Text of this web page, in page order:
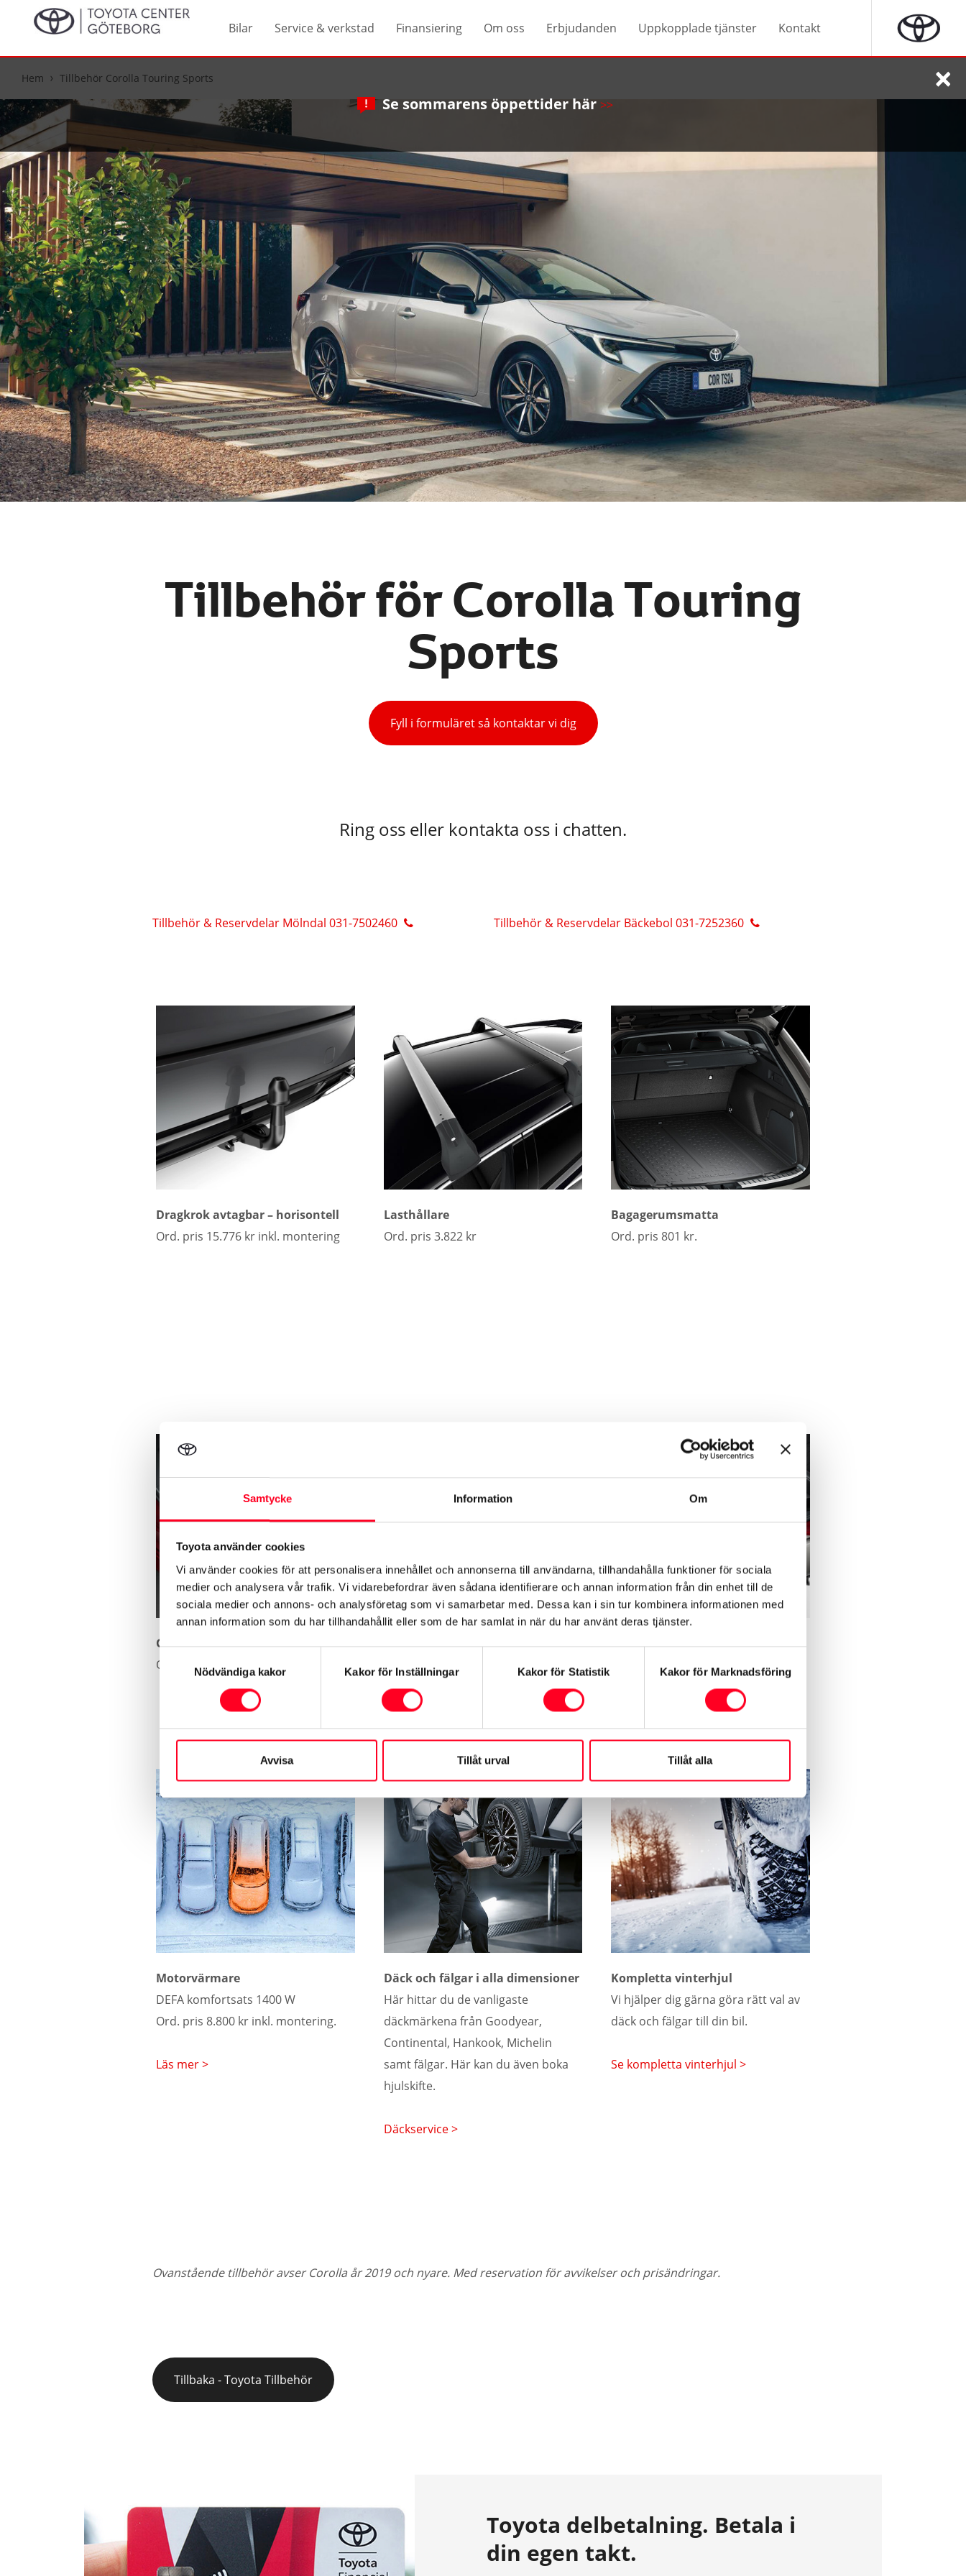
Samtycke Information Om
Toyota använder cookies
Vi använder cookies för att personalisera innehållet och annonserna till användarna, tillhandahålla funktioner för sociala
medier och analysera vår trafik. Vi vidarebefordrar även sådana identifierare och annan information från din enhet till de
sociala medier och annons- och analysföretag som vi samarbetar med. Dessa kan i sin tur kombinera informationen med
annan information som du har tillhandahållit eller som de har samlat in när du har använt deras tjänster.
Nödvändiga kakor
Kakor för Inställningar Kakor för Statistik Kakor för Marknadsföring
Avvisa Tillåt urval Tillåt alla
Bilar Service & verkstad Finansiering Om oss Erbjudanden Uppkopplade tjänster Kontakt
Hem Tillbehör Corolla Touring Sports
Se sommarens öppettider här >>
×
Tillbehör för Corolla Touring
Sports
Fyll i formuläret så kontaktar vi dig
Ring oss eller kontakta oss i chatten.
Tillbehör & Reservdelar Mölndal 031-7502460 Tillbehör & Reservdelar Bäckebol 031-7252360
Dragkrok avtagbar – horisontell
Ord. pris 15.776 kr inkl. montering
Lasthållare
Ord. pris 3.822 kr
Bagagerumsmatta
Ord. pris 801 kr.
Gummimattor fram och bak
Ord. pris 635 kr.
Mattpaket
Innehåller gummimattor och
bagagerumsmatta.
Ord. pris 1.374 kr.
Lastpaket
Innehåller gummimattor,
bagagerumsmatta och skyddsplatta
(svart) bak i bagage.
Ord. pris 2.488 kr inkl. montering.
Motorvärmare
DEFA komfortsats 1400 W
Ord. pris 8.800 kr inkl. montering.
Läs mer >
Däck och fälgar i alla dimensioner
Här hittar du de vanligaste
däckmärkena från Goodyear,
Continental, Hankook, Michelin
samt fälgar. Här kan du även boka
hjulskifte.
Däckservice >
Kompletta vinterhjul
Vi hjälper dig gärna göra rätt val av
däck och fälgar till din bil.
Se kompletta vinterhjul >
Ovanstående tillbehör avser Corolla år 2019 och nyare. Med reservation för avvikelser och prisändringar.
Tillbaka - Toyota Tillbehör
Toyota delbetalning. Betala i
din egen takt.